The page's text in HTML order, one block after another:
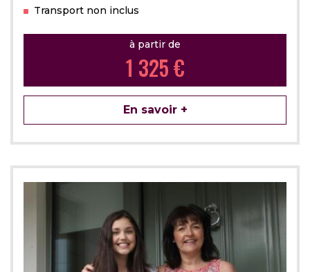
Transport non inclus
à partir de
1 325 €
En savoir +